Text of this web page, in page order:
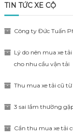
TIN TỨC XE CỘ
Công ty Đức Tuấn
Lý do nên mua xe
cho nhu cầu vận tải
Thu mua xe tải cũ
3 sai lầm thường
Cần thu mua xe tải